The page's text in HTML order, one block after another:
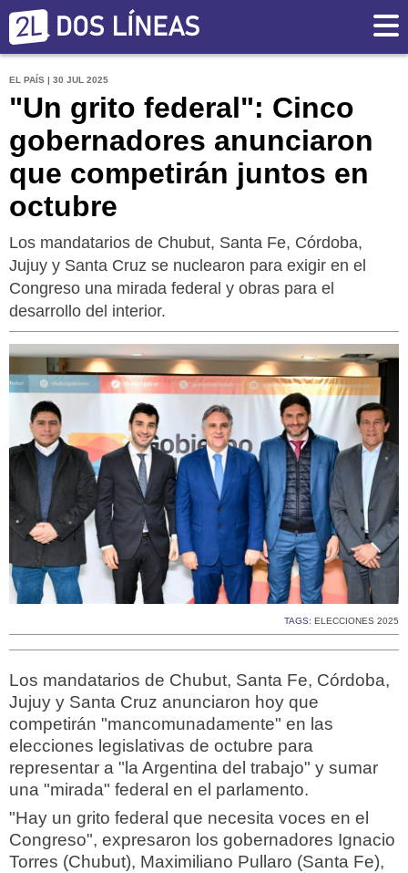
EL PAÍS | 30 JUL 2025
"Un grito federal": Cinco
gobernadores anunciaron
que competirán juntos en
octubre
Los mandatarios de Chubut, Santa Fe, Córdoba,
Jujuy y Santa Cruz se nuclearon para exigir en el
Congreso una mirada federal y obras para el
desarrollo del interior.
TAGS: ELECCIONES 2025
Los mandatarios de Chubut, Santa Fe, Córdoba,
Jujuy y Santa Cruz anunciaron hoy que
competirán "mancomunadamente" en las
elecciones legislativas de octubre para
representar a "la Argentina del trabajo" y sumar
una "mirada" federal en el parlamento.
"Hay un grito federal que necesita voces en el
Congreso", expresaron los gobernadores Ignacio
Torres (Chubut), Maximiliano Pullaro (Santa Fe),